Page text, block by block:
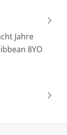
Jahre
8YO